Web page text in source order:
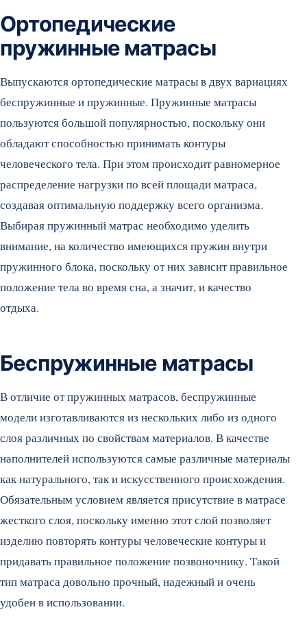
Ортопедические
пружинные матрасы
Выпускаются ортопедические матрасы в двух вариациях
беспружинные и пружинные. Пружинные матрасы
пользуются большой популярностью, поскольку они
обладают способностью принимать контуры
человеческого тела. При этом происходит равномерное
распределение нагрузки по всей площади матраса,
создавая оптимальную поддержку всего организма.
Выбирая пружинный матрас необходимо уделить
внимание, на количество имеющихся пружин внутри
пружинного блока, поскольку от них зависит правильное
положение тела во время сна, а значит, и качество
отдыха.
Беспружинные матрасы
В отличие от пружинных матрасов, беспружинные
модели изготавливаются из нескольких либо из одного
слоя различных по свойствам материалов. В качестве
наполнителей используются самые различные материалы
как натурального, так и искусственного происхождения.
Обязательным условием является присутствие в матрасе
жесткого слоя, поскольку именно этот слой позволяет
изделию повторять контуры человеческие контуры и
придавать правильное положение позвоночнику. Такой
тип матраса довольно прочный, надежный и очень
удобен в использовании.